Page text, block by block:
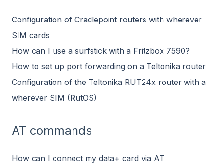
Configuration of Cradlepoint routers with wherever
SIM cards
How can I use a surfstick with a Fritzbox 7590?
How to set up port forwarding on a Teltonika router
Configuration of the Teltonika RUT24x router with a
wherever SIM (RutOS)
AT commands
How can I connect my data+ card via AT